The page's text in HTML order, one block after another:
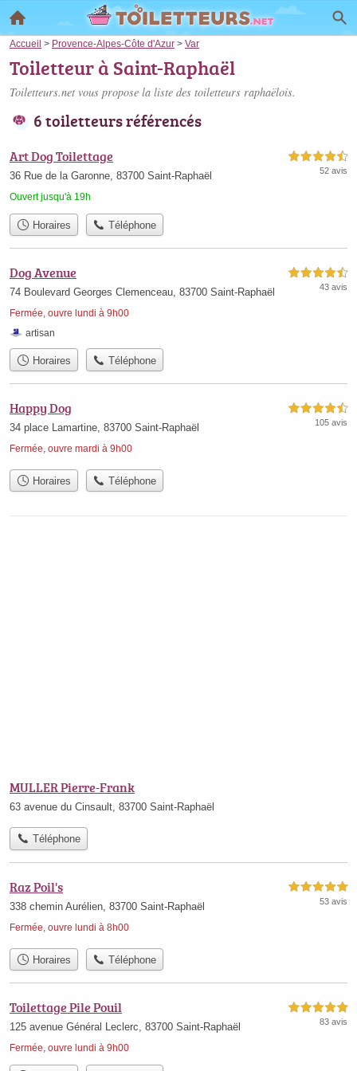
Accueil > Provence-Alpes-Côte d'Azur > Var
Toiletteur à Saint-Raphaël
Toiletteurs.net vous propose la liste des toiletteurs raphaëlois.
6 toiletteurs référencés
Art Dog Toilettage
36 Rue de la Garonne, 83700 Saint-Raphaël
Ouvert jusqu'à 19h
4,5 étoiles sur 5
52 avis
Horaires Téléphone
Dog Avenue
74 Boulevard Georges Clemenceau, 83700 Saint-Raphaël
Fermée, ouvre lundi à 9h00
4,5 étoiles sur 5
43 avis
artisan
Horaires Téléphone
Happy Dog
34 place Lamartine, 83700 Saint-Raphaël
Fermée, ouvre mardi à 9h00
4,5 étoiles sur 5
105 avis
Horaires Téléphone
MULLER Pierre-Frank
63 avenue du Cinsault, 83700 Saint-Raphaël
Téléphone
Raz Poil's
338 chemin Aurélien, 83700 Saint-Raphaël
Fermée, ouvre lundi à 8h00
5,0 étoiles sur 5
53 avis
Horaires Téléphone
Toilettage Pile Pouil
125 avenue Général Leclerc, 83700 Saint-Raphaël
Fermée, ouvre lundi à 9h00
5,0 étoiles sur 5
83 avis